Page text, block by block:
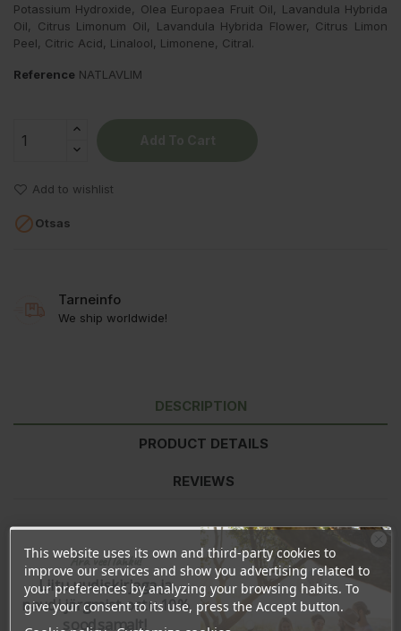
Potassium Hydroxide, Olea Europaea Fruit Oil, Lavandula Hybrida
Oil, Citrus Limonum Oil, Lavandula Hybrida Flower, Citrus Limon
Peel, Citric Acid, Linalool, Limonene, Citral.
Reference NATLAVLIM
Add to wishlist
Otsas
Tarneinfo
We ship worldwide!
DESCRIPTION
PRODUCT DETAILS
REVIEWS
Laboratorio Naturalen saippuat valmistetaan vanhan perinteen
mukaisesti. Ainesosat sekoitetaan matalalla lämpötilalla, jotta
niiden laatu ja ominaisuudet säilyisivät hyvinä. Valmis saippuat
kaadetaan puumuotteihin, jonka ansiosta lämpö poistuu
pikkuhiljaa. Saippua jähmettyy 72 tuntia, jonka jälkeen se leikataan
This website uses its own and third-party cookies to
improve our services and show you advertising related to
your preferences by analyzing your browsing habits. To
give your consent to its use, press the Accept button.
Ära veel lahku!
Liitu uudiskirjaga ja
naudi järgmist ostu 10%
soodsamalt!